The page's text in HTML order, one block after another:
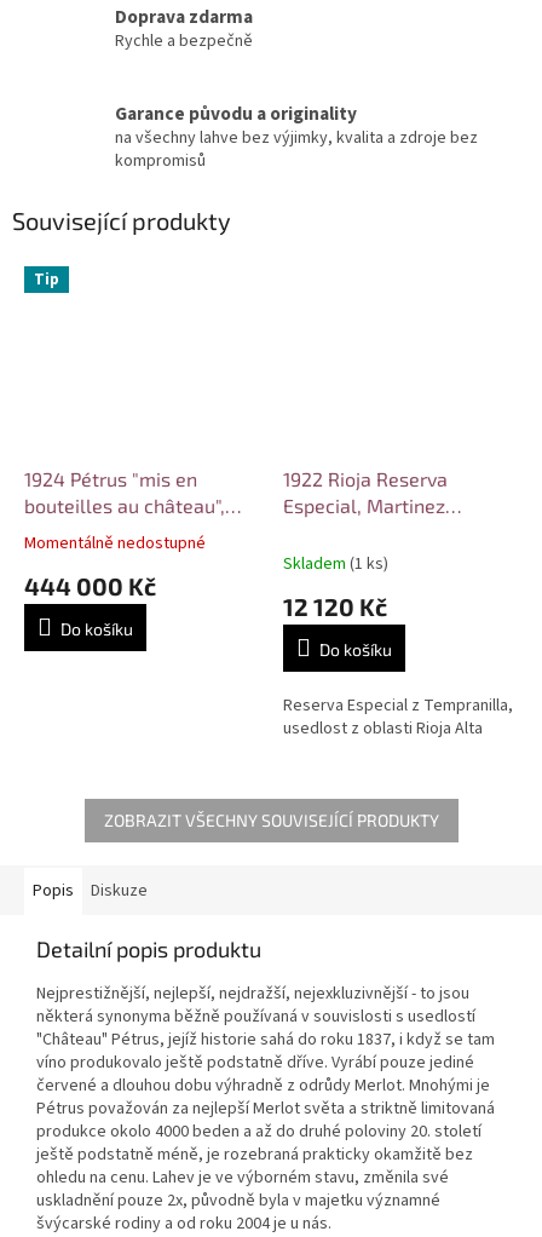
Doprava zdarma
Rychle a bezpečně
Garance původu a originality
na všechny lahve bez výjimky, kvalita a zdroje bez
kompromisů
Související produkty
Tip
1924 Pétrus "mis en
bouteilles au château",
Průměrné
produktu
5,0
Momentálně nedostupné
444 000 Kč
Do košíku
1922 Rioja Reserva
Especial, Martinez
Skladem (1 ks)
12 120 Kč
Do košíku
Reserva Especial z Tempranilla,
usedlost z oblasti Rioja Alta
ZOBRAZIT VŠECHNY SOUVISEJÍCÍ PRODUKTY
Popis Diskuze
Detailní popis produktu
Nejprestižnější, nejlepší, nejdražší, nejexkluzivnější - to jsou
některá synonyma běžně používaná v souvislosti s usedlostí
"Château" Pétrus, jejíž historie sahá do roku 1837, i když se tam
víno produkovalo ještě podstatně dříve. Vyrábí pouze jediné
červené a dlouhou dobu výhradně z odrůdy Merlot. Mnohými je
Pétrus považován za nejlepší Merlot světa a striktně limitovaná
produkce okolo 4000 beden a až do druhé poloviny 20. století
ještě podstatně méně, je rozebraná prakticky okamžitě bez
ohledu na cenu. Lahev je ve výborném stavu, změnila své
uskladnění pouze 2x, původně byla v majetku významné
švýcarské rodiny a od roku 2004 je u nás.